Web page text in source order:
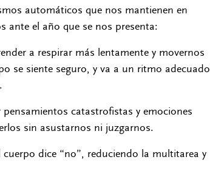
automáticos que nos mantienen en
ante el año que se nos presenta:
a respirar más lentamente y movernos
se siente seguro, y va a un ritmo adecuado
catastrofistas y emociones
sin asustarnos ni juzgarnos.
dice “no”, reduciendo la multitarea y